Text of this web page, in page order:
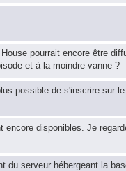
pourrait encore être
et à la moindre vanne ?
possible de s'inscrire sur
encore disponibles. Je
du serveur hébergeant la